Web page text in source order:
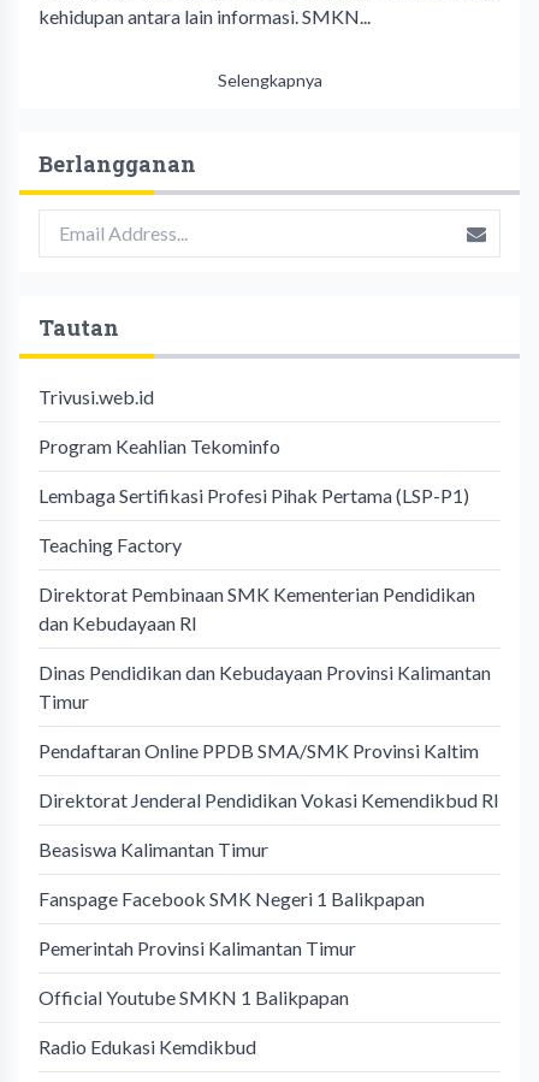
kehidupan antara lain informasi. SMKN...
Selengkapnya
Berlangganan
Tautan
Trivusi.web.id
Program Keahlian Tekominfo
Lembaga Sertifikasi Profesi Pihak Pertama (LSP-P1)
Teaching Factory
Direktorat Pembinaan SMK Kementerian Pendidikan
dan Kebudayaan RI
Dinas Pendidikan dan Kebudayaan Provinsi Kalimantan
Timur
Pendaftaran Online PPDB SMA/SMK Provinsi Kaltim
Direktorat Jenderal Pendidikan Vokasi Kemendikbud RI
Beasiswa Kalimantan Timur
Fanspage Facebook SMK Negeri 1 Balikpapan
Pemerintah Provinsi Kalimantan Timur
Official Youtube SMKN 1 Balikpapan
Radio Edukasi Kemdikbud